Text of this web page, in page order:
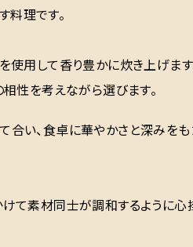
理です。
使用して香り豊かに炊き上げま
相性を考えながら選びます。
い、食卓に華やかさと深みをも
て素材同士が調和するように心